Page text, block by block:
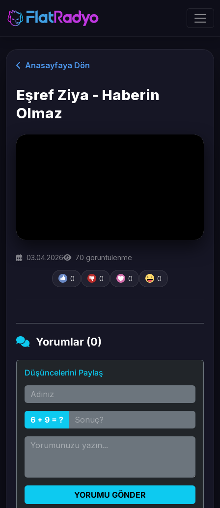
Anasayfaya Dön
Eşref Ziya - Haberin
Olmaz
03.04.2026 70 görüntülenme
0 0 0 0
Yorumlar (0)
Düşüncelerini Paylaş
6 + 9 = ?
YORUMU GÖNDER